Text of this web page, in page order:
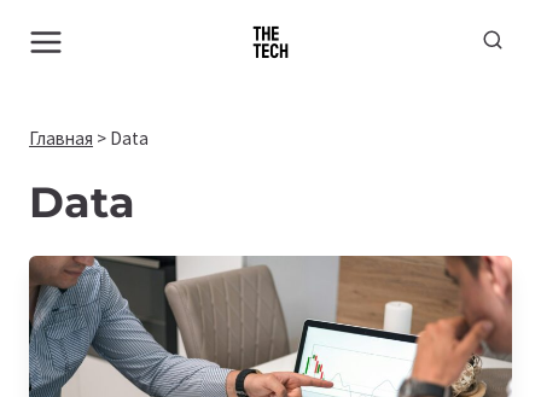
Главная > Data
Data